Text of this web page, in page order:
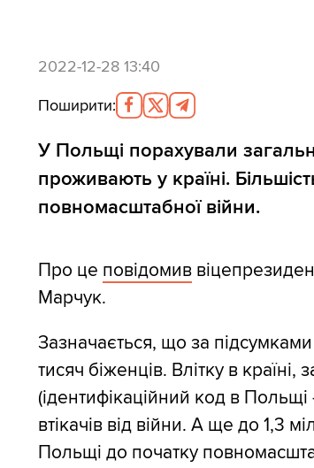
2022-12-28 13:40
Поширити:
У Польщі порахували
проживають у країні.
повномасштабної війни.
Про це повідомив
Марчук.
Зазначається, що за
тисяч біженців. Влітку в
(ідентифікаційний код в
втікачів від війни. А ще до 1,3
Польщі до початку